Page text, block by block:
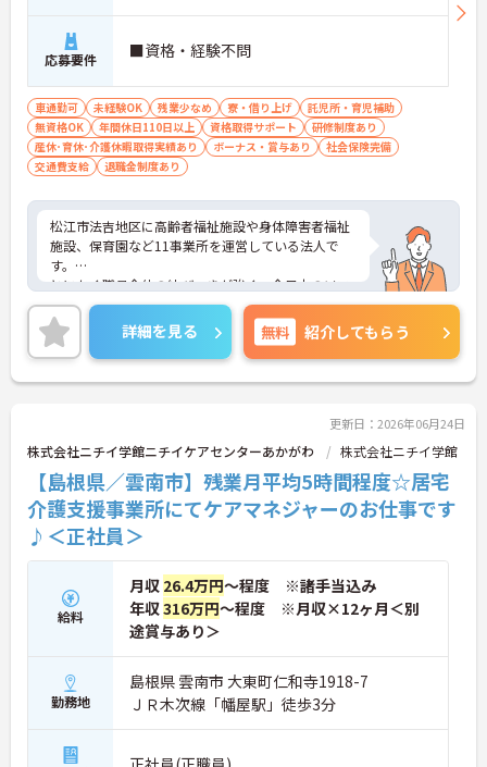
応募要件 ■資格・経験不問
車通勤可 未経験OK 残業少なめ 寮・借り上げ
託児所・育児補助
無資格OK
年間休日110日以上 資格取得サポート
研修制度あり
産休･育休･介護休暇取得実績あり
ボーナス・賞与あり
社会保険完備
交通費支給
退職金制度あり
松江市法吉地区に高齢者福祉施設や身体障害者福祉
施設、保育園など11事業所を運営している法人で
す。
とにかく職員全体の結びつきが強く、全日本のソフ
トボール大会に出場したり、「いきいき祭り」とい
う大きなお祭りを開催し、そこで職員全員でソーラ
ン節を踊ったりします。
人間関係面はもちろん、年間休日120日で残業ほぼ
なしなど勤務条件で見ても長く働ける環境が整って
ご興味がある方は是非一度マイナビまでお問い合わ
せください。さらに詳細などお伝えします！
詳細を見る 無料 紹介してもらう
更新日：2026年06月24日
株式会社ニチイ学館ニチイケアセンターあかがわ 株式会社ニチイ学館
【島根県／雲南市】残業月平均5時間程度☆居宅
介護支援事業所にてケアマネジャーのお仕事です
♪＜正社員＞
給料
月収 26.4万円～程度 ※諸手当込み
年収316万円～程度 ※月収×12ヶ月＜別
途賞与あり＞
勤務地
島根県 雲南市 大東町仁和寺1918-7
ＪＲ木次線「幡屋駅」徒歩3分